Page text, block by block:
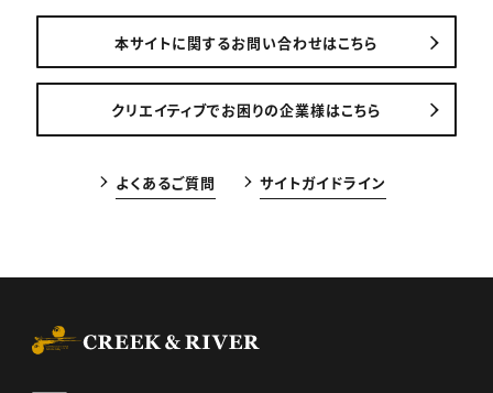
本サイトに関するお問い合わせはこちら
クリエイティブでお困りの企業様はこちら
よくあるご質問 サイトガイドライン